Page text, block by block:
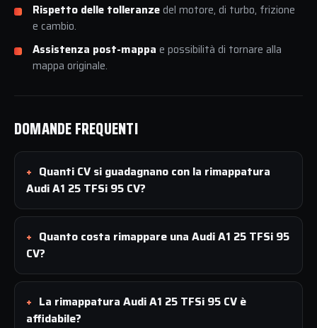
Rispetto delle tolleranzedel motore, di turbo, frizione
e cambio.
Assistenza post-mappa e possibilità di tornare alla
mappa originale.
DOMANDE FREQUENTI
Quanti CV si guadagnano con la rimappatura
Audi A1 25 TFSi 95 CV?
Quanto costa rimappare una Audi A1 25 TFSi 95
CV?
La rimappatura Audi A1 25 TFSi 95 CV è
affidabile?